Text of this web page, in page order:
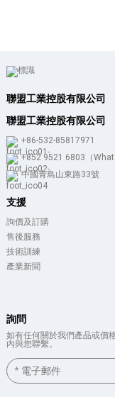
聯盟工業控股有限公司
聯盟工業控股有限公司
+86-532-85817971
+852 9521 6803（
中國青島山東路33號
支援
詢價及訂購
售後服務
技術訓練
產業新聞
詢問
如有任何關於我們產品或價
內與您聯繫。